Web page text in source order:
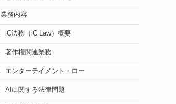
業務内容
iC法務（iC Law）概要
著作権関連業務
エンターテイメント・ロー
AIに関する法律問題